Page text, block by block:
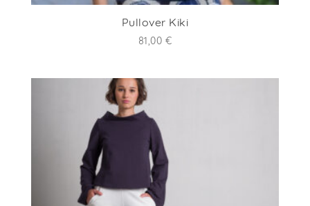
Pullover Kiki
81,00 €